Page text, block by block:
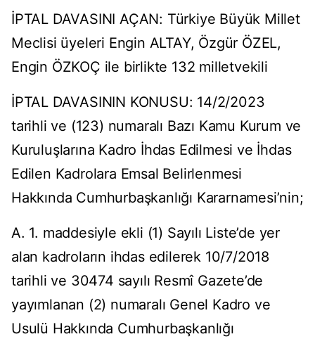
İPTAL DAVASINI AÇAN: Türkiye Büyük Millet
Meclisi üyeleri Engin ALTAY, Özgür ÖZEL,
Engin ÖZKOÇ ile birlikte 132 milletvekili
İPTAL DAVASININ KONUSU: 14/2/2023
tarihli ve (123) numaralı Bazı Kamu Kurum ve
Kuruluşlarına Kadro İhdas Edilmesi ve İhdas
Edilen Kadrolara Emsal Belirlenmesi
Hakkında Cumhurbaşkanlığı Kararnamesi’nin;
A. 1. maddesiyle ekli (1) Sayılı Liste’de yer
alan kadroların ihdas edilerek 10/7/2018
tarihli ve 30474 sayılı Resmî Gazete’de
yayımlanan (2) numaralı Genel Kadro ve
Usulü Hakkında Cumhurbaşkanlığı